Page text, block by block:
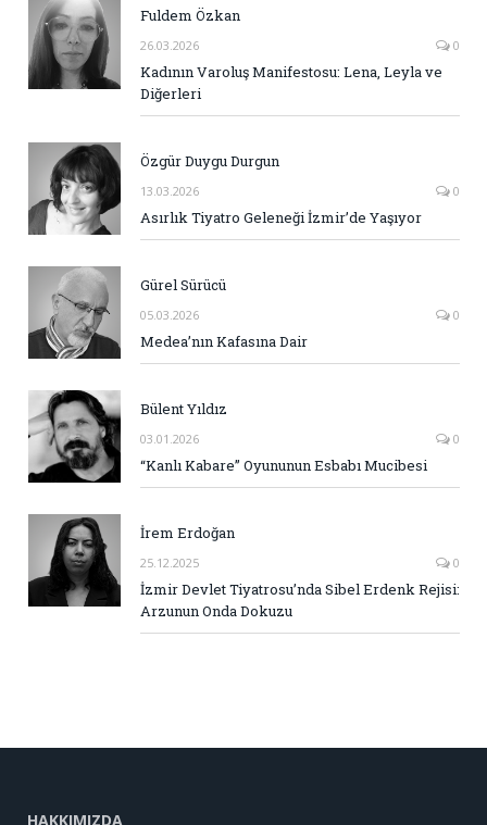
Fuldem Özkan
26.03.2026 0
Kadının Varoluş Manifestosu: Lena, Leyla ve
Diğerleri
Özgür Duygu Durgun
13.03.2026 0
Asırlık Tiyatro Geleneği İzmir’de Yaşıyor
Gürel Sürücü
05.03.2026 0
Medea’nın Kafasına Dair
Bülent Yıldız
03.01.2026 0
“Kanlı Kabare” Oyununun Esbabı Mucibesi
İrem Erdoğan
25.12.2025 0
İzmir Devlet Tiyatrosu’nda Sibel Erdenk Rejisi:
Arzunun Onda Dokuzu
HAKKIMIZDA